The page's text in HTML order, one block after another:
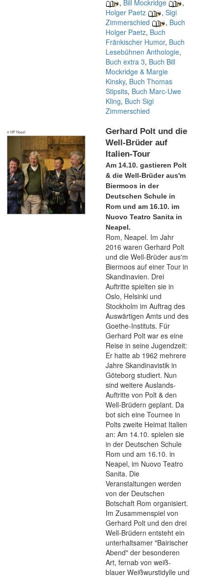
, Bill Mockridge
,
Holger Paetz
, Sigi
Zimmerschied
, Buch
Holger Paetz, Buch
Fränkischer Humor, Buch
Lesebühnen Anthologie,
Buch extra 3, Buch Bill
Mockridge & Margie
Kinsky, Buch Thomas
Stipsits, Buch Marc-Uwe
Kling, Buch Sigi
Zimmerschied
© HP Hoesl
Gerhard Polt und die
Well-Brüder auf
Italien-Tour
Am 14.10. gastieren Polt
& die Well-Brüder aus'm
Biermoos in der
Deutschen Schule in
Rom und am 16.10. im
Nuovo Teatro Sanita in
Neapel.
Rom, Neapel. Im Jahr
2016 waren Gerhard Polt
und die Well-Brüder aus'm
Biermoos auf einer Tour in
Skandinavien. Drei
Auftritte spielten sie in
Oslo, Helsinki und
Stockholm im Auftrag des
Auswärtigen Amts und des
Goethe-Instituts. Für
Gerhard Polt war es eine
Reise in seine Jugendzeit:
Er hatte ab 1962 mehrere
Jahre Skandinavistik in
Göteborg studiert. Nun
sind weitere Auslands-
Auftritte von Polt & den
Well-Brüdern geplant. Da
bot sich eine Tournee in
Polts zweite Heimat Italien
an: Am 14.10. spielen sie
in der Deutschen Schule
Rom und am 16.10. in
Neapel, im Nuovo Teatro
Sanita. Die
Veranstaltungen werden
von der Deutschen
Botschaft Rom organisiert.
Im Zusammenspiel von
Gerhard Polt und den drei
Well-Brüdern entsteht ein
unterhaltsamer "Bairischer
Abend" der besonderen
Art, fernab von weiß-
blauer Weißwurstidylle und